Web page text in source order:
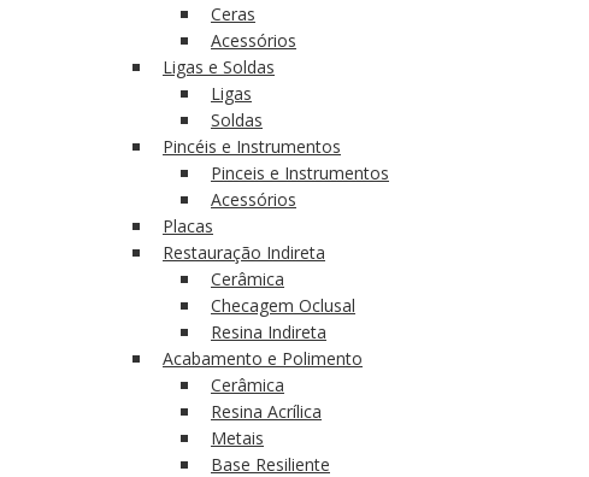
Ceras
Acessórios
Ligas e Soldas
Ligas
Soldas
Pincéis e Instrumentos
Pinceis e Instrumentos
Acessórios
Placas
Restauração Indireta
Cerâmica
Checagem Oclusal
Resina Indireta
Acabamento e Polimento
Cerâmica
Resina Acrílica
Metais
Base Resiliente